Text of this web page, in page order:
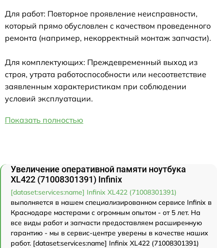
Для работ: Повторное проявление неисправности,
который прямо обусловлен с качеством проведенного
ремонта (например, некорректный монтаж запчасти).
Для комплектующих: Преждевременный выход из
строя, утрата работоспособности или несоответствие
заявленным характеристикам при соблюдении
условий эксплуатации.
Показать полностью
Увеличение оперативной памяти ноутбука
XL422 (71008301391) Infinix
[dataset:services:name] Infinix XL422 (71008301391)
выполняется в нашем специализированном сервисе Infinix в
Краснодаре мастерами с огромным опытом - от 5 лет. На
все виды работ и запчасти предоставляем расширенную
гарантию - мы в сервис-центре уверены в качестве наших
работ. [dataset:services:name] Infinix XL422 (71008301391)